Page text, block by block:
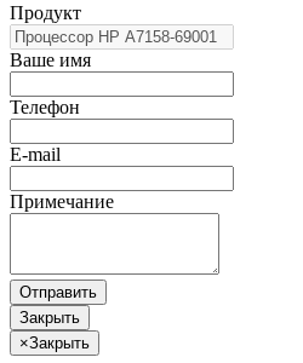
Продукт
Ваше имя
Телефон
E-mail
Примечание
Отправить
Закрыть
×Закрыть